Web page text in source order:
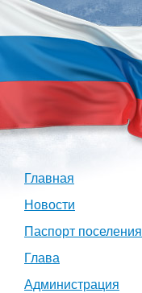
Главная
Новости
Паспорт поселения
Глава
Администрация